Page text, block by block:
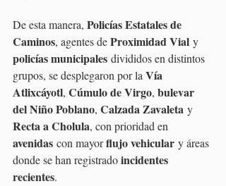
De esta manera, Policías Estatales de
Caminos, agentes de Proximidad Vial y
policías municipales divididos en distintos
grupos, se desplegaron por la Vía
Atlixcáyotl, Cúmulo de Virgo, bulevar
del Niño Poblano, Calzada Zavaleta y
Recta a Cholula, con prioridad en
avenidas con mayor flujo vehicular y áreas
donde se han registrado incidentes
recientes.